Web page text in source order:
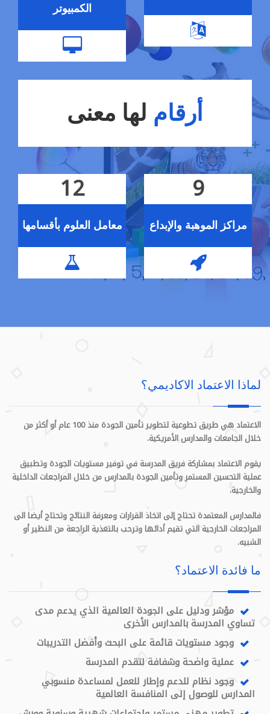
الكمبيوتر
أرقام لها معنى
12
معامل العلوم بأقسامها
9
مراكز الموهبة والإبداع
لماذا الاعتماد الاكاديمي؟
الاعتماد هي طريق تطوعية لتطوير تأمين الجودة منذ 100 عام أو أكثر من
خلال الجامعات والمدارس الأمريكية.
يقوم الاعتماد بمشاركة فريق المدرسة في توفير مستويات الجودة وتطبيق
عملية التحسين المستمر وتأمين الجودة بالمدارس من خلال المراجعات الداخلية
والخارجية.
فالمدارس المعتمدة تحتاج إلى اتخاذ القرارات ومعرفة النتائج وتحتاج أيضا الى
المراجعات الخارجية التي تقيم أدائها وترحب بالتغذية الراجعة من النظير أو
الشبيه.
ما فائدة الاعتماد؟
مؤشر ودليل على الجودة العالمية الذي يدعم مدى
تساوي المدرسة بالمدارس الأخرى
وجود مستويات قائمة على البحث وأفضل التدريبات
عملية واضحة وشفافة لتقدم المدرسة
وجود نظام للدعم وإطار للعمل لمساعدة منسوبي
المدارس للوصول إلى المنافسة العالمية